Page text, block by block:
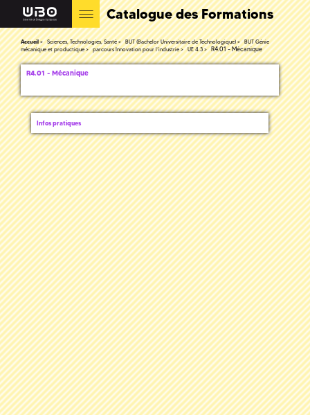
Catalogue des Formations
Accueil Sciences, Technologies, Santé BUT (Bachelor Universitaire de Technologique)
BUT Génie
mécanique et productique
parcours Innovation pour l’industrie UE 4.3 R4.01 - Mécanique
R4.01 - Mécanique
Infos pratiques